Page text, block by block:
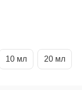
10 мл 20 мл